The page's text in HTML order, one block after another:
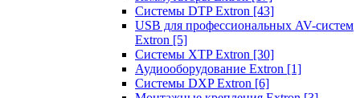
Системы DTP Extron [43]
USB для профессиональных AV-систем
Extron [5]
Системы XTP Extron [30]
Аудиооборудование Extron [1]
Системы DXP Extron [6]